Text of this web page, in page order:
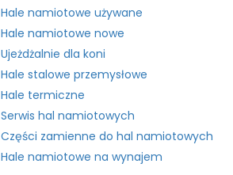
Hale namiotowe używane
Hale namiotowe nowe
Ujeżdżalnie dla koni
Hale stalowe przemysłowe
Hale termiczne
Serwis hal namiotowych
Części zamienne do hal namiotowych
Hale namiotowe na wynajem